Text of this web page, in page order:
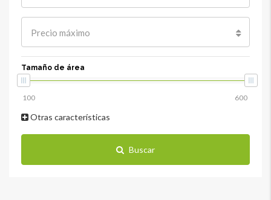
Precio máximo
Tamaño de área
Otras características
Buscar